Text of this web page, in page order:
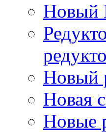
Новый
Новый
Новая
Новые